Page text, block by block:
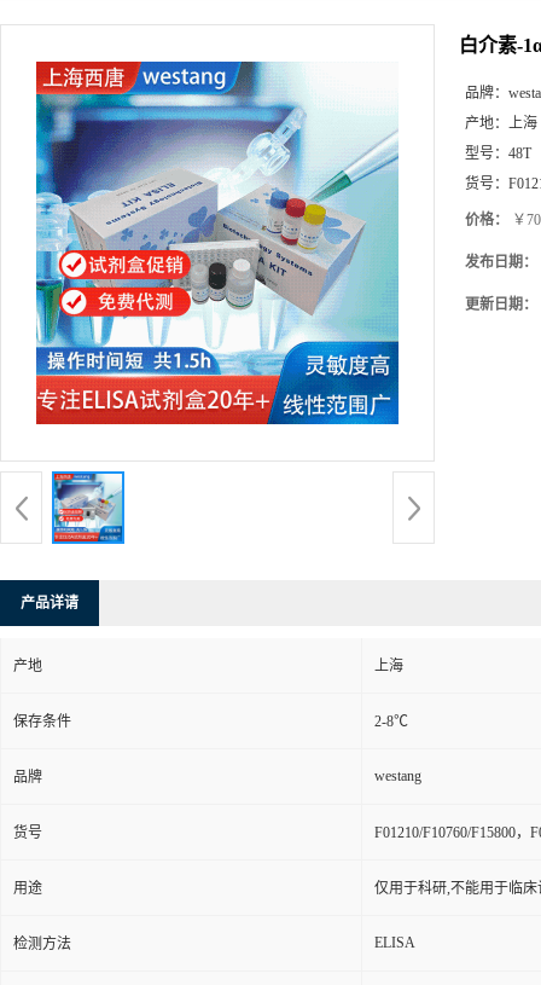
白介素-
品牌：
产地： 上海
型号： 48T
货号：
价格： ￥
发布日期：
更新日期：
产品详请
产地 上海
保存条件 2-8℃
品牌 westang
货号 F01210/F10760/F15800，
用途 仅用于科研,不能用于临
检测方法 ELISA